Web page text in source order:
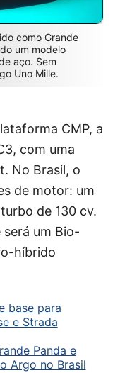
como Grande
um modelo
aço. Sem
Uno Mille.
CMP, a
com uma
No Brasil, o
de motor: um
de 130 cv.
um Bio-
híbrido
base para
e Strada
Panda e
Argo no Brasil